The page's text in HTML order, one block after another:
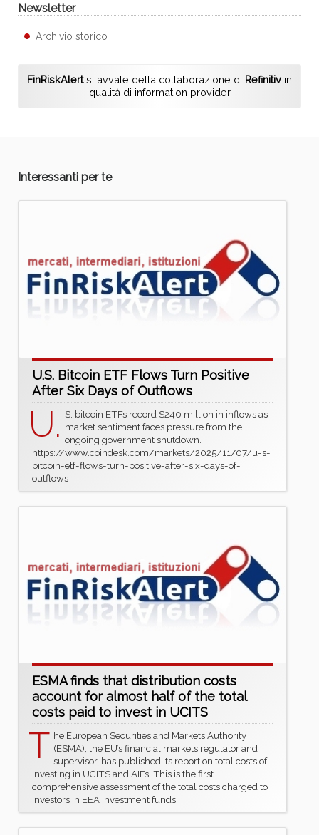
Newsletter
Archivio storico
FinRiskAlertsi avvale della collaborazione di Refinitiv in
qualità di information provider
Interessanti per te
U.S. Bitcoin ETF Flows Turn Positive
After Six Days of Outflows
U. S. bitcoin ETFs record $240 million in inflows as
market sentiment faces pressure from the
ongoing government shutdown.
https://www.coindesk.com/markets/2025/11/07/u-s-
bitcoin-etf-flows-turn-positive-after-six-days-of-
outflows
ESMA finds that distribution costs
account for almost half of the total
costs paid to invest in UCITS
T he European Securities and Markets Authority
(ESMA), the EU’s financial markets regulator and
supervisor, has published its report on total costs of
investing in UCITS and AIFs. This is the first
comprehensive assessment of the total costs charged to
investors in EEA investment funds.